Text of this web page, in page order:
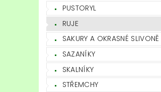
PUSTORYL
RUJE
SAKURY A OKRASNÉ SLIVONĚ
SAZANÍKY
SKALNÍKY
STŘEMCHY